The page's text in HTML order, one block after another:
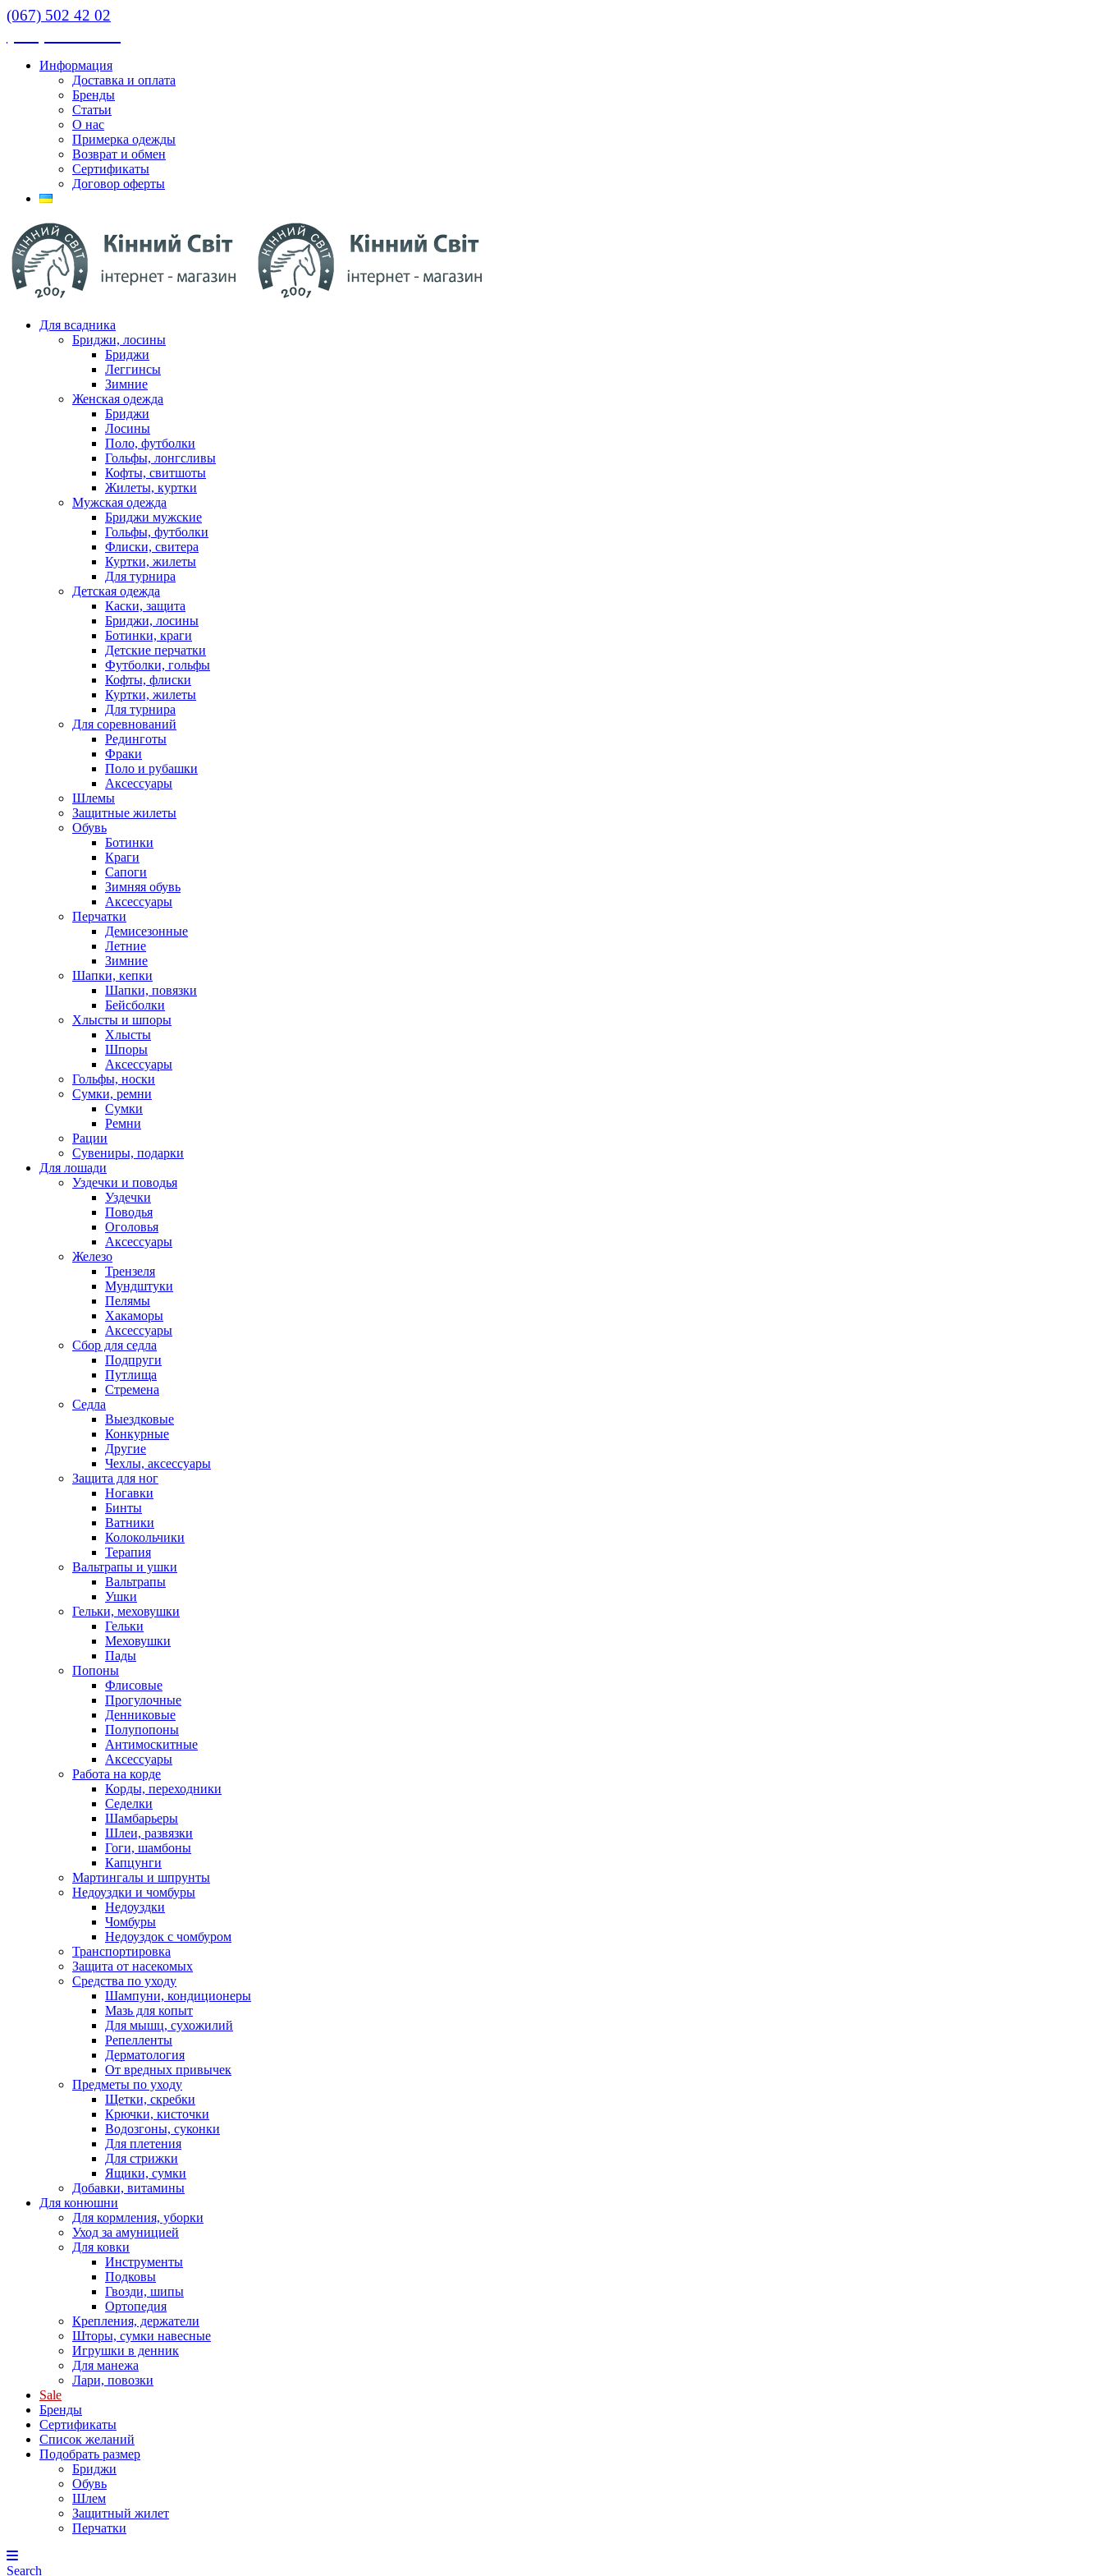
(067) 502 42 02
Информация
Доставка и оплата
Бренды
Статьи
О нас
Примерка одежды
Возврат и обмен
Сертификаты
Договор оферты
Для всадника
Бриджи, лосины
Бриджи
Леггинсы
Зимние
Женская одежда
Бриджи
Лосины
Поло, футболки
Гольфы, лонгсливы
Кофты, свитшоты
Жилеты, куртки
Мужская одежда
Бриджи мужские
Гольфы, футболки
Флиски, свитера
Куртки, жилеты
Для турнира
Детская одежда
Каски, защита
Бриджи, лосины
Ботинки, краги
Детские перчатки
Футболки, гольфы
Кофты, флиски
Куртки, жилеты
Для турнира
Для соревнований
Рединготы
Фраки
Поло и рубашки
Аксессуары
Шлемы
Защитные жилеты
Обувь
Ботинки
Краги
Сапоги
Зимняя обувь
Аксессуары
Перчатки
Демисезонные
Летние
Зимние
Шапки, кепки
Шапки, повязки
Бейсболки
Хлысты и шпоры
Хлысты
Шпоры
Аксессуары
Гольфы, носки
Сумки, ремни
Сумки
Ремни
Рации
Сувениры, подарки
Для лошади
Уздечки и поводья
Уздечки
Поводья
Оголовья
Аксессуары
Железо
Трензеля
Мундштуки
Пелямы
Хакаморы
Аксессуары
Сбор для седла
Подпруги
Путлища
Стремена
Седла
Выездковые
Конкурные
Другие
Чехлы, аксессуары
Защита для ног
Ногавки
Бинты
Ватники
Колокольчики
Терапия
Вальтрапы и ушки
Вальтрапы
Ушки
Гельки, меховушки
Гельки
Меховушки
Пады
Попоны
Флисовые
Прогулочные
Денниковые
Полупопоны
Антимоскитные
Аксессуары
Работа на корде
Корды, переходники
Седелки
Шамбарьеры
Шлеи, развязки
Гоги, шамбоны
Капцунги
Мартингалы и шпрунты
Недоуздки и чомбуры
Недоуздки
Чомбуры
Недоуздок с чомбуром
Транспортировка
Защита от насекомых
Средства по уходу
Шампуни, кондиционеры
Мазь для копыт
Для мышц, сухожилий
Репелленты
Дерматология
От вредных привычек
Предметы по уходу
Щетки, скребки
Крючки, кисточки
Водозгоны, суконки
Для плетения
Для стрижки
Ящики, сумки
Добавки, витамины
Для конюшни
Для кормления, уборки
Уход за амуницией
Для ковки
Инструменты
Подковы
Гвозди, шипы
Ортопедия
Крепления, держатели
Шторы, сумки навесные
Игрушки в денник
Для манежа
Лари, повозки
Sale
Бренды
Сертификаты
Список желаний
Подобрать размер
Бриджи
Обувь
Шлем
Защитный жилет
Перчатки
Search